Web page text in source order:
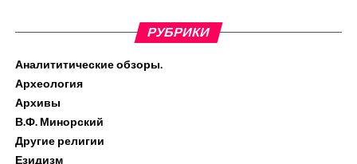
РУБРИКИ
Аналититические обзоры.
Археология
Архивы
В.Ф. Минорский
Другие религии
Езидизм